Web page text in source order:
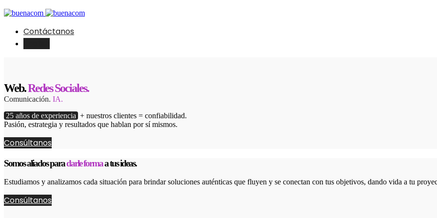
Contáctanos
Web.Redes Sociales.
Comunicación. IA.
25 años de experiencia + nuestros clientes = confiabilidad.
Pasión, estrategia y resultados que hablan por sí mismos.
Consúltanos
Somos aliados paradarle formaa tus ideas.
Estudiamos y analizamos cada situación para brindar soluciones auténticas que fluyen y se conectan con tus objetivos, dando vida a tu
Consúltanos